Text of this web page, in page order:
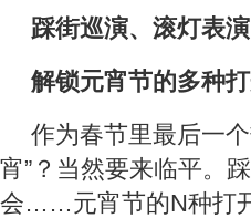
踩街巡演、滚灯表
解锁元宵节的多种
作为春节里最后一
宵”？当然要来临平。
会……元宵节的N种打